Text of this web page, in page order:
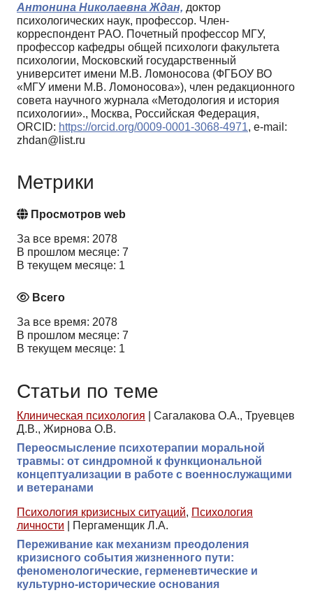
Антонина Николаевна Ждан, доктор
психологических наук, профессор. Член-
корреспондент РАО. Почетный профессор МГУ,
профессор кафедры общей психологи факультета
психологии, Московский государственный
университет имени М.В. Ломоносова (ФГБОУ ВО
«МГУ имени М.В. Ломоносова»), член редакционного
совета научного журнала «Методология и история
психологии»., Москва, Российская Федерация,
ORCID: https://orcid.org/0009-0001-3068-4971, e-mail:
zhdan@list.ru
Метрики
Просмотров web
За все время: 2078
В прошлом месяце: 7
В текущем месяце: 1
Всего
За все время: 2078
В прошлом месяце: 7
В текущем месяце: 1
Статьи по теме
Клиническая психология
Сагалакова О.А., Труевцев
Д.В., Жирнова О.В.
Переосмысление психотерапии моральной
травмы: от синдромной к функциональной
концептуализации в работе с военнослужащими
и ветеранами
Психология кризисных ситуаций, Психология
личности
Пергаменщик Л.А.
Переживание как механизм преодоления
кризисного события жизненного пути:
феноменологические, герменевтические и
культурно-исторические основания